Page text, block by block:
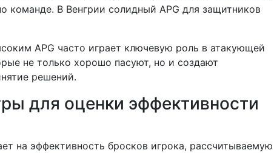
команде. В Венгрии солидный APG для защитников
APG часто играет ключевую роль в атакующей
не только хорошо пасуют, но и создают
решений.
для оценки эффективности
на эффективность бросков игрока, рассчитываемую